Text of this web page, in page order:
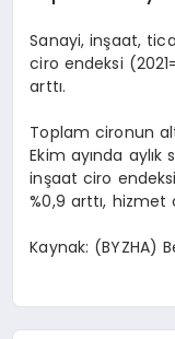
Sanayi, inşaat,
ciro endeksi
arttı.
Toplam cironun alt
Ekim ayında aylık
inşaat ciro
%0,9 arttı, hizmet
Kaynak: (BYZHA)